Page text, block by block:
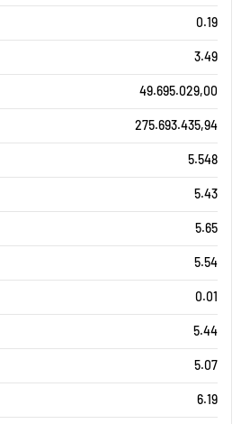
0.19
3.49
49.695.029,00
275.693.435,94
5.548
5.43
5.65
5.54
0.01
5.44
5.07
6.19